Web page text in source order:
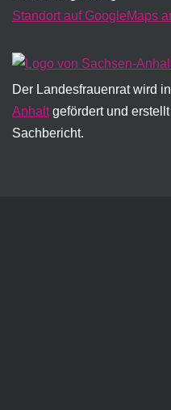
Standort auf GoogleMaps
Der Landesfrauenrat wird
Anhaltgefördert und
Sachbericht.